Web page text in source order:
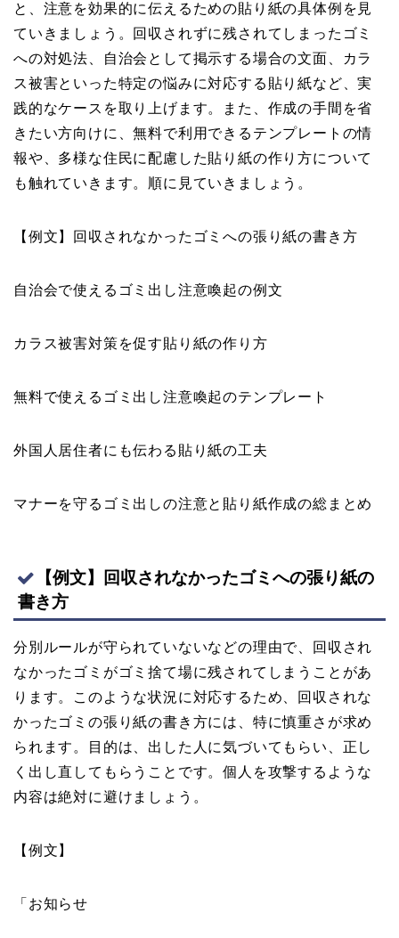
と、注意を効果的に伝えるための貼り紙の具体例を見
ていきましょう。回収されずに残されてしまったゴミ
への対処法、自治会として掲示する場合の文面、カラ
ス被害といった特定の悩みに対応する貼り紙など、実
践的なケースを取り上げます。また、作成の手間を省
きたい方向けに、無料で利用できるテンプレートの情
報や、多様な住民に配慮した貼り紙の作り方について
も触れていきます。順に見ていきましょう。
【例文】回収されなかったゴミへの張り紙の書き方
自治会で使えるゴミ出し注意喚起の例文
カラス被害対策を促す貼り紙の作り方
無料で使えるゴミ出し注意喚起のテンプレート
外国人居住者にも伝わる貼り紙の工夫
マナーを守るゴミ出しの注意と貼り紙作成の総まとめ
【例文】回収されなかったゴミへの張り紙の
書き方
分別ルールが守られていないなどの理由で、回収され
なかったゴミがゴミ捨て場に残されてしまうことがあ
ります。このような状況に対応するため、回収されな
かったゴミの張り紙の書き方には、特に慎重さが求め
られます。目的は、出した人に気づいてもらい、正し
く出し直してもらうことです。個人を攻撃するような
内容は絶対に避けましょう。
【例文】
「お知らせ